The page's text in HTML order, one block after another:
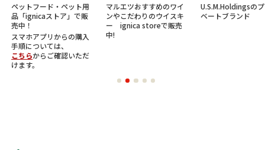
ペットフード・ペット用
品「ignicaストア」で販
売中！
スマホアプリからの購入
手順については、
こちらからご確認いただ
けます。
マルエツおすすめのワイ
ンやこだわりのウイスキ
ー ignica storeで販売
中!
U.S.M.Holdingsの
ベートブランド